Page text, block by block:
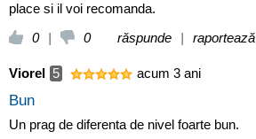
place si il voi recomanda.
0
| 0 răspunde | raportează
Viorel 5 acum 3 ani
Bun
Un prag de diferenta de nivel foarte bun.